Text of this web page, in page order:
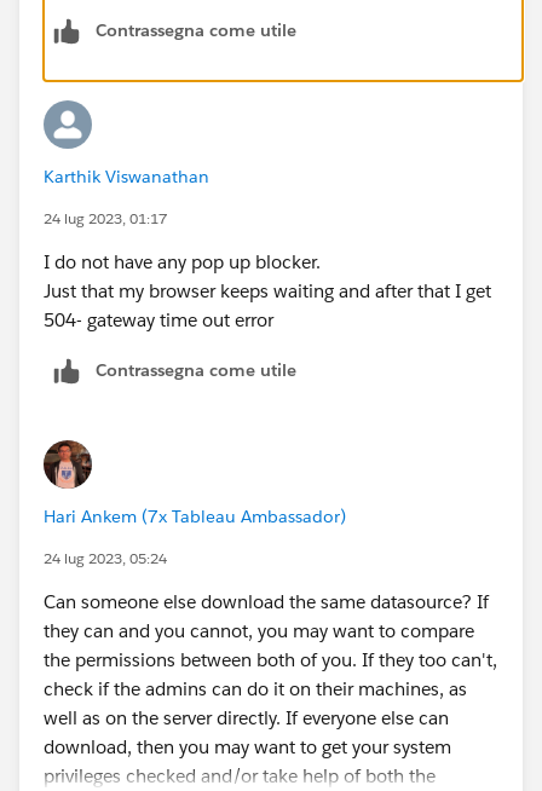
Contrassegna come utile
Karthik Viswanathan
24 lug 2023, 01:17
I do not have any pop up blocker.
Just that my browser keeps waiting and after that I get
504- gateway time out error
Contrassegna come utile
Hari Ankem (7x Tableau Ambassador)
24 lug 2023, 05:24
Can someone else download the same datasource? If
they can and you cannot, you may want to compare
the permissions between both of you. If they too can't,
check if the admins can do it on their machines, as
well as on the server directly. If everyone else can
download, then you may want to get your system
privileges checked and/or take help of both the